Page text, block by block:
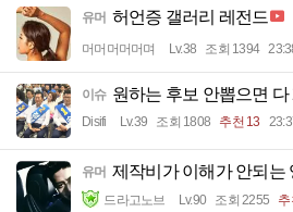
유머 허언증 갤러리 레전드
머머머머머며 Lv.38 조회 1394
이슈 원하는 후보 안뽑으면 다
Disifi Lv.39 조회 1808 추천 13
유머 제작비가 이해가 안되는
드라고노브 Lv.90 조회 2255 추